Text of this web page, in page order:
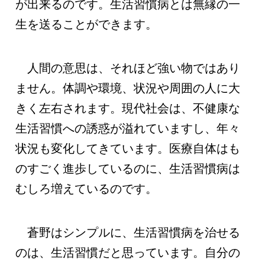
が出来るのです。生活習慣病とは無縁の一
生を送ることができます。
人間の意思は、それほど強い物ではあり
ません。体調や環境、状況や周囲の人に大
きく左右されます。現代社会は、不健康な
生活習慣への誘惑が溢れていますし、年々
状況も変化してきています。医療自体はも
のすごく進歩しているのに、生活習慣病は
むしろ増えているのです。
蒼野はシンプルに、生活習慣病を治せる
のは、生活習慣だと思っています。自分の